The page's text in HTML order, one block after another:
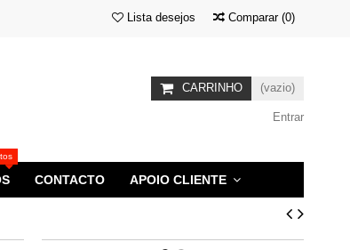
Comparar (0)
Lista desejos
CARRINHO (vazio)
Entrar
CONTACTO APOIO CLIENTE